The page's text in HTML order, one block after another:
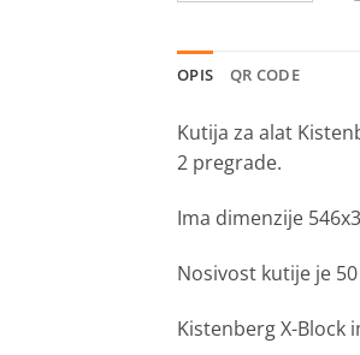
OPIS QR CODE
Kutija za alat
2 pregrade.
Ima dimenzije
Nosivost kutije je
Kistenberg X-